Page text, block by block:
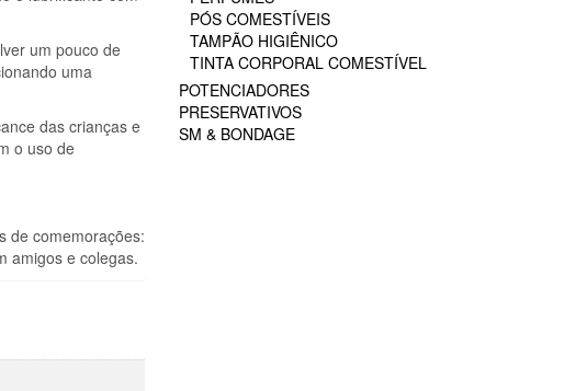
um pouco de
uma
das crianças e
o uso de
de comemorações:
amigos e colegas.
PÓS COMESTÍVEIS
TAMPÃO HIGIÊNICO
TINTA CORPORAL COMESTÍVEL
POTENCIADORES
PRESERVATIVOS
SM & BONDAGE